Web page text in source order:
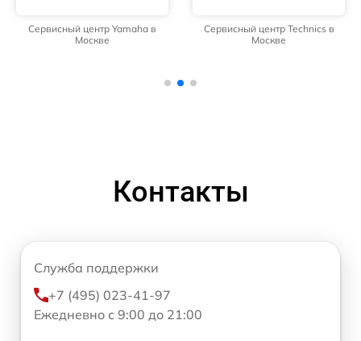
Сервисный центр Yamaha в
Москве
Сервисный центр Technics в
Москве
Контакты
Служба поддержки
+7 (495) 023-41-97
Ежедневно с 9:00 до 21:00